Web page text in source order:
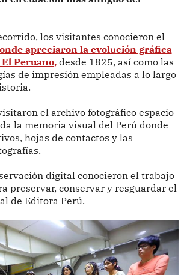
los visitantes conocieron el
apreciaron la evolución gráfica
Peruano,desde 1825, así como las
de impresión empleadas a lo largo
el archivo fotográfico espacio
la memoria visual del Perú donde
hojas de contactos y las
digital conocieron el trabajo
preservar, conservar y resguardar el
de Editora Perú.